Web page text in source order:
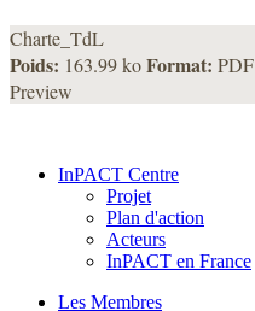
Charte_TdL
Poids: 163.99 koFormat: PDF
Preview
InPACT Centre
Projet
Plan d'action
Acteurs
InPACT en France
Les Membres